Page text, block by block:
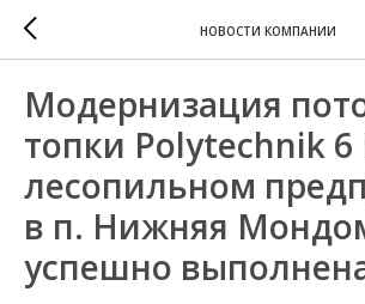
НОВОСТИ КОМПАНИИ
Модернизация
топки Polytechnik
лесопильном
в п. Нижняя
успешно